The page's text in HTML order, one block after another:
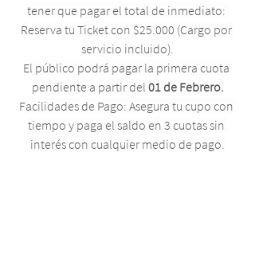
tener que pagar el total de inmediato:
Reserva tu Ticket con $25.000 (Cargo por
servicio incluido).
El público podrá pagar la primera cuota
pendiente a partir del 01 de Febrero.
Facilidades de Pago: Asegura tu cupo con
tiempo y paga el saldo en 3 cuotas sin
interés con cualquier medio de pago.